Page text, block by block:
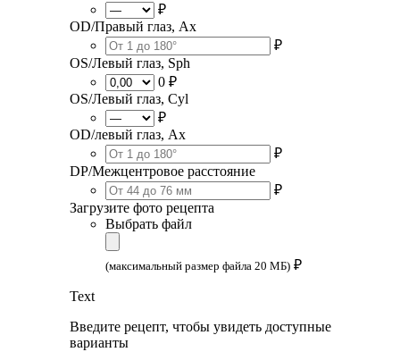
₽
OD/Правый глаз, Ax
₽
OS/Левый глаз, Sph
0 ₽
OS/Левый глаз, Cyl
₽
OD/левый глаз, Ax
₽
DP/Межцентровое расстояние
₽
Загрузите фото рецепта
Выбрать файл
(максимальный размер файла 20 МБ) ₽
Text
Введите рецепт, чтобы увидеть доступные
варианты